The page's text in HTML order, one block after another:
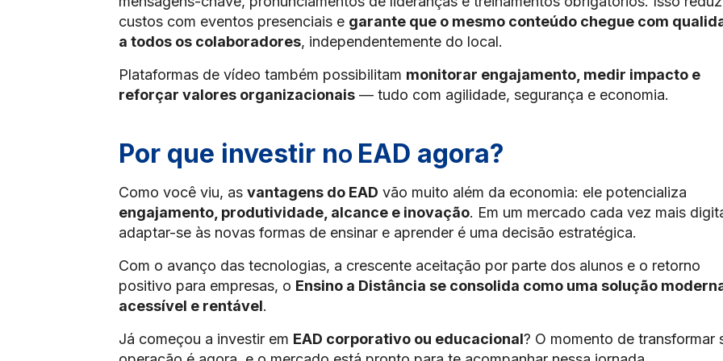
custos com eventos presenciais e garante que o mesmo conteúdo chegue com
a todos os colaboradores, independentemente do local.
Plataformas de vídeo também possibilitam monitorar engajamento, medir impacto e
reforçar valores organizacionais — tudo com agilidade, segurança e economia.
Por que investir no EAD agora?
Como você viu, as vantagens do EAD vão muito além da economia: ele potencializa
engajamento, produtividade, alcance e inovação. Em um mercado cada vez mais
adaptar-se às novas formas de ensinar e aprender é uma decisão estratégica.
Com o avanço das tecnologias, a crescente aceitação por parte dos alunos e o retorno
positivo para empresas, o Ensino a Distância se consolida como uma solução
acessível e rentável.
Já começou a investir em EAD corporativo ou educacional? O momento de transformar